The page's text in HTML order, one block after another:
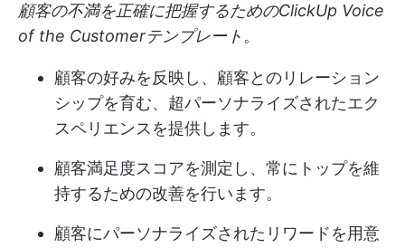
顧客の不満を正確に把握するためのClickUp Voice
of the Customerテンプレート。
顧客の好みを反映し、顧客とのリレーション
シップを育む、超パーソナライズされたエク
スペリエンスを提供します。
顧客満足度スコアを測定し、常にトップを維
持するための改善を行います。
顧客にパーソナライズされたリワードを用意